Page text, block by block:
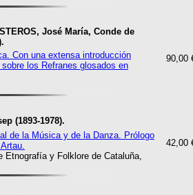
José María, Conde de
90,00
Con una extensa introducción
los Refranes glosados en
(1893-1978).
42,00
de la Música y de la Danza. Prólogo
Etnografía y Folklore de Cataluña,